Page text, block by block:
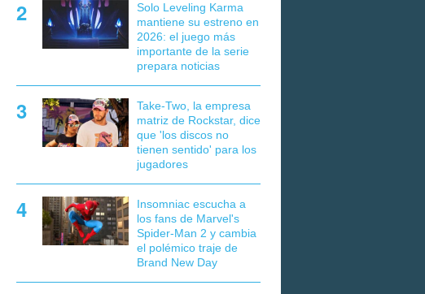
Solo Leveling Karma
mantiene su estreno en
2026: el juego más
importante de la serie
prepara noticias
Take-Two, la empresa
matriz de Rockstar, dice
que 'los discos no
tienen sentido' para los
jugadores
Insomniac escucha a
los fans de Marvel's
Spider-Man 2 y cambia
el polémico traje de
Brand New Day